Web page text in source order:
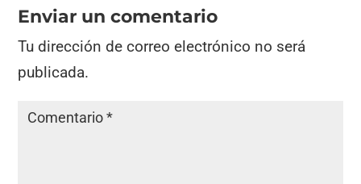
Enviar un comentario
Tu dirección de correo electrónico no será
publicada.